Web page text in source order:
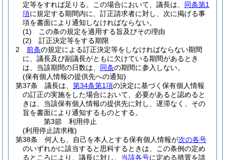
定等をすれば足りる。
この場合において、議長は、 同条第1
項に規定する期間内に、訂正請求者に対し、次に掲げる事
項を書面により通知しなければならない。
(1)
この条の規定を適用する旨及びその理由
(2)
訂正決定等をする期限
2
前条の規定による訂正決定等をしなければならない期間
に、議長及び副議長がともに欠けている期間があるとき
は、当該期間の日数は、 同条の期間に参入しない。
(保有個人情報の提供先への通知)
第37条
議長は、 第34条第1項の決定に基づく保有個人情報
の訂正の実施をした場合において、必要があると認めると
きは、当該保有個人情報の提供先に対し、遅滞なく、その
旨を書面により通知するものとする。
第3節
利用停止
(利用停止請求権)
第38条
何人も、自己を本人とする保有個人情報が次の各号
のいずれかに該当すると思科するときは、この条例の定め
るところにより、議長に対し、 当該各号に定める措置を請